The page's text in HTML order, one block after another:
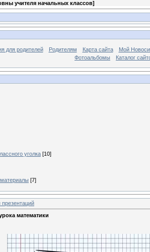
учителя начальных классов]
для родителей Родителям Карта сайта
Мой
Фотоальбомы
Каталог
уголка [10]
[7]
математики